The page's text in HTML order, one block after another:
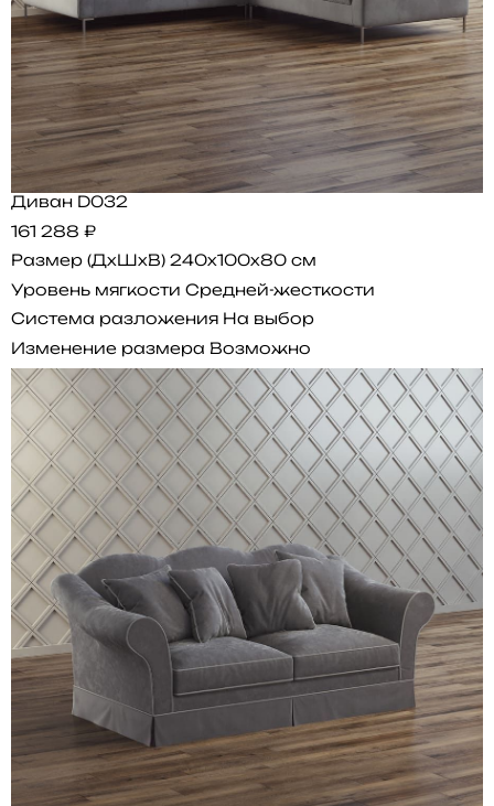
Диван D032
161 288 ₽
Размер (ДхШхВ) 240x100x80 см
Уровень мягкости Средней-жесткости
Система разложения На выбор
Изменение размера Возможно